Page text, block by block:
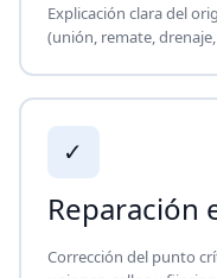
Explicación clara del
(unión, remate,
✓
Reparación
Corrección del punto